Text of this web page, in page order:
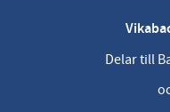
Delar till